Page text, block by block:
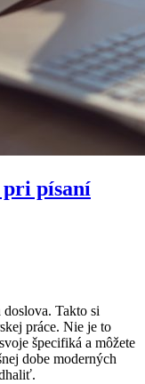
písaní
Takto si
práce. Nie je to
špecifiká a môžete
dobe moderných